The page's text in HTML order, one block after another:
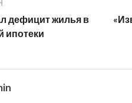
дефицит жилья в
ипотеки